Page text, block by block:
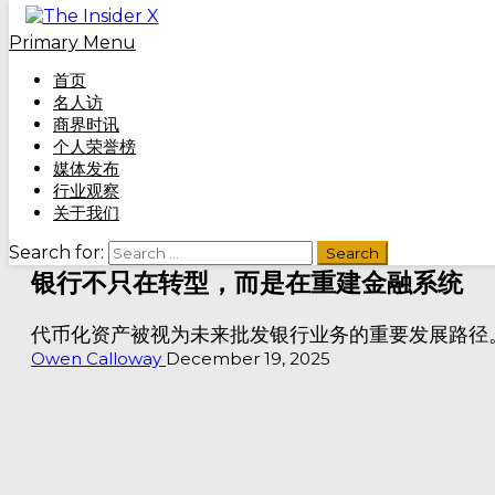
Skip to content
Primary Menu
首页
名人访
商界时讯
个人荣誉榜
媒体发布
行业观察
关于我们
Search for:
Home»银行不只在转型，而是在重建金融系统
银行不只在转型，而是在重建金融系统
代币化资产被视为未来批发银行业务的重要发展路径
Owen Calloway December 19, 2025